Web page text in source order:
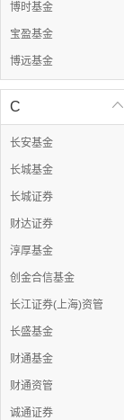
博时基金
宝盈基金
博远基金

C
长安基金
长城基金
长城证券
财达证券
淳厚基金
创金合信基金
长江证券(上海)资管
长盛基金
财通基金
财通资管
诚通证券